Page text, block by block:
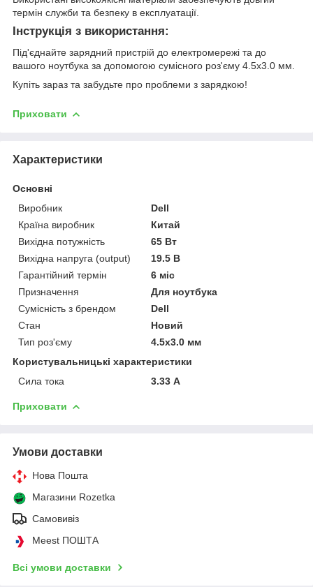
термін служби та безпеку в експлуатації.
Інструкція з використання:
Під'єднайте зарядний пристрій до електромережі та до
вашого ноутбука за допомогою сумісного роз'єму 4.5x3.0 мм.
Купіть зараз та забудьте про проблеми з зарядкою!
Приховати
Характеристики
Основні
Виробник
Dell
Країна виробник
Китай
Вихідна потужність
65 Вт
Вихідна напруга (output)
19.5 В
Гарантійний термін
6 міс
Призначення
Для ноутбука
Сумісність з брендом
Dell
Стан
Новий
Тип роз'єму
4.5x3.0 мм
Користувальницькі характеристики
Сила тока
3.33 А
Приховати
Умови доставки
Нова Пошта
Магазини Rozetka
Самовивіз
Meest ПОШТА
Всі умови доставки